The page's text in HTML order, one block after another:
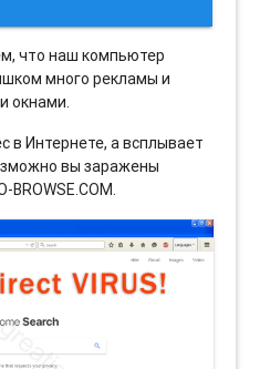
что наш компьютер
много рекламы и
окнами.
в Интернете, а всплывает
вы заражены